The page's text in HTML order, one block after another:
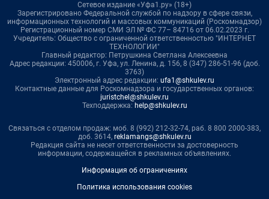
Сетевое издание «Уфа1.ру» (18+)
Зарегистрировано Федеральной службой по надзору в сфере связи,
информационных технологий и массовых коммуникаций (Роскомнадзор)
Регистрационный номер СМИ ЭЛ № ФС 77– 84716 от 06.02.2023 г.
Учредитель: Общество с ограниченной ответственностью "ИНТЕРНЕТ
ТЕХНОЛОГИИ"
Главный редактор: Петрушкина Светлана Алексеевна
Адрес редакции: 450006, г. Уфа, ул. Ленина, д. 156, 8 (347) 286-51-96 (доб.
3763)
Электронный адрес редакции: ufa1@shkulev.ru
Контактные данные для Роскомнадзора и государственных органов:
juristchel@shkulev.ru
Техподдержка: help@shkulev.ru
Связаться с отделом продаж: моб. 8 (992) 212-32-74, раб. 8 800 2000-383,
доб. 3614, reklamangs@shkulev.ru
Редакция сайта не несет ответственности за достоверность
информации, содержащейся в рекламных объявлениях.
Информация об ограничениях
Политика использования cookies